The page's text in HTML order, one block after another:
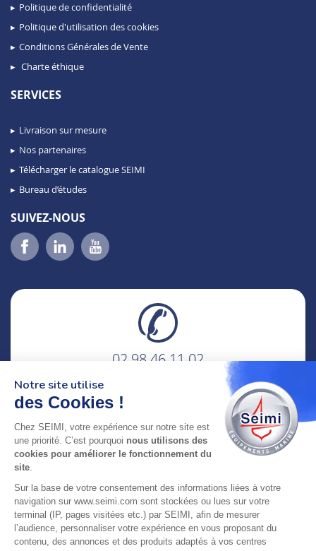
Politique de confidentialité
Politique d'utilisation des cookies
Conditions Générales de Vente
Charte éthique
SERVICES
Livraison sur mesure
Nos partenaires
Télécharger le catalogue SEIMI
Bureau d’études
SUIVEZ-NOUS
02 98 46 11 02
adresse : 75 Rue Amiral Troude,
29200 Brest FRANCE
LABELLISÉE
Notre site utilise
des Cookies !
Chez SEIMI, votre expérience sur notre site est
une priorité. C’est pourquoi nous utilisons des
cookies pour améliorer le fonctionnement du
site.
Sur la base de votre consentement des informations liées à votre
navigation sur www.seimi.com sont stockées ou lues sur votre
terminal (IP, pages visitées etc.) par SEIMI, afin de mesurer
l’audience, personnaliser votre expérience en vous proposant du
contenu, des annonces et des produits adaptés à vos centres